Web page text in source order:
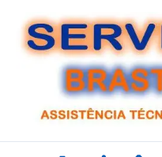
para